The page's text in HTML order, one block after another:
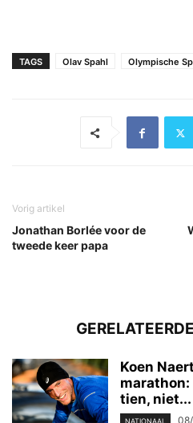
TAGS Olav Spahl Olympische
Vorig artikel
Jonathan Borlée voor de
tweede keer papa
Koen
marathon:
tien, niet...
NATIONAAL